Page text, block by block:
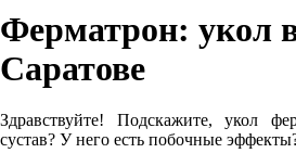
Ферматрон: укол
Саратове
Здравствуйте! Подскажите, укол
сустав? У него есть побочные